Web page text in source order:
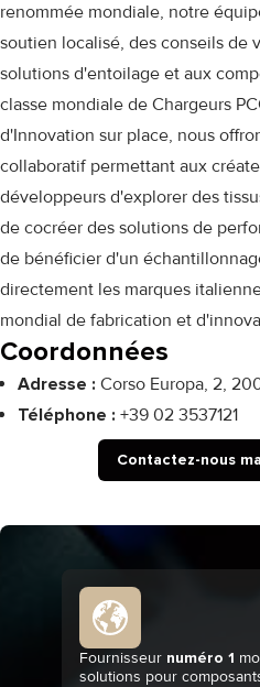
renommée mondiale, notre
soutien localisé, des conseils de
solutions d'entoilage et aux
classe mondiale de Chargeurs
d'Innovation sur place, nous
collaboratif permettant aux
développeurs d'explorer des
de cocréer des solutions de
de bénéficier d'un
directement les marques
mondial de fabrication et
Coordonnées
Adresse : Corso Europa, 2,
Téléphone : +39 02 3537121
Contactez-nous
Fournisseur numéro 1
solutions pour